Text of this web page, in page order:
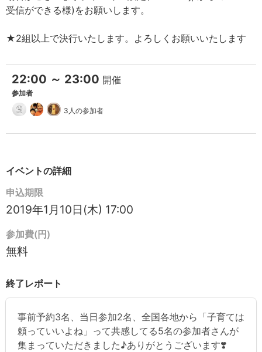
受信ができる様)をお願いします。
★2組以上で決行いたします。よろしくお願いいたします
22:00 ～ 23:00 開催
参加者
3人の参加者
イベントの詳細
申込期限
2019年1月10日(木) 17:00
参加費(円)
無料
終了レポート
事前予約3名、当日参加2名、全国各地から「子育ては
頼っていいよね」って共感してる5名の参加者さんが
集まっていただきました♪ありがとうございます❣️